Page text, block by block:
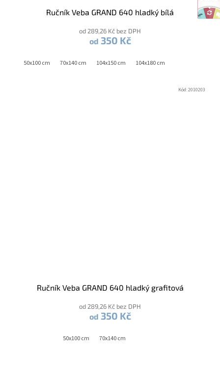
Ručník Veba GRAND 640 hladký bílá
od 289,26 Kč bez DPH
od 350 Kč
50x100 cm 70x140 cm 104x150 cm 104x180 cm
Ručník Veba GRAND 640 hladký grafitová
od 289,26 Kč bez DPH
od 350 Kč
50x100 cm 70x140 cm
Kód:2010203